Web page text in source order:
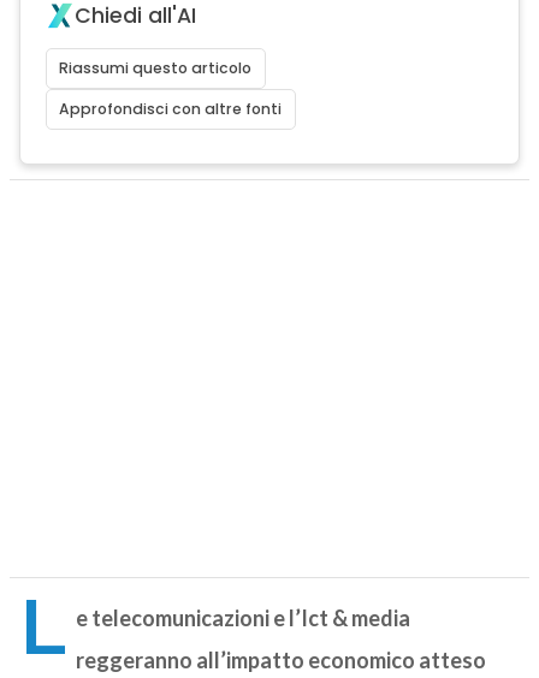
Chiedi all'AI
Riassumi questo articolo
Approfondisci con altre fonti
L e telecomunicazioni e l’Ict & media
reggeranno all’impatto economico atteso